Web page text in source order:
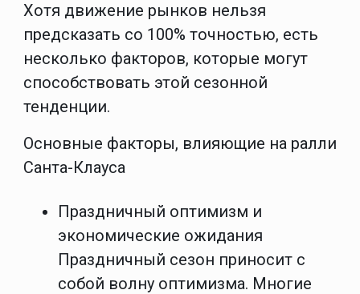
Хотя движение рынков нельзя
предсказать со 100% точностью, есть
несколько факторов, которые могут
способствовать этой сезонной
тенденции.
Основные факторы, влияющие на ралли
Санта-Клауса
Праздничный оптимизм и
экономические ожидания
Праздничный сезон приносит с
собой волну оптимизма. Многие